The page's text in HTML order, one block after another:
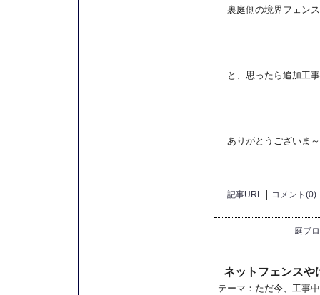
裏庭側の境界フェン
と、思ったら追加工
ありがとうございま
記事URL コメント(0)
庭ブ
ネットフェンスや
テーマ： ただ今、工事